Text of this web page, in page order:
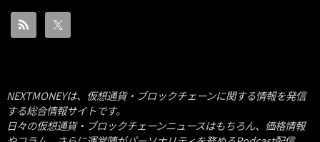
NEXTMONEYは、仮想通貨・ブロックチェーンに関する情報を発信
する総合情報サイトです。
日々の仮想通貨・ブロックチェーンニュースはもちろん、価格情報